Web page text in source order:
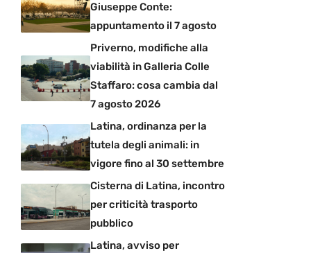
Giuseppe Conte:
appuntamento il 7 agosto
Priverno, modifiche alla
viabilità in Galleria Colle
Staffaro: cosa cambia dal
7 agosto 2026
Latina, ordinanza per la
tutela degli animali: in
vigore fino al 30 settembre
Cisterna di Latina, incontro
per criticità trasporto
pubblico
Latina, avviso per